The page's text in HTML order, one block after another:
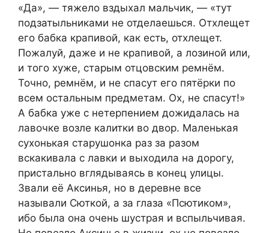
«Да», — тяжело вздыхал мальчик, — «тут
подзатыльниками не отделаешься. Отхлещет
его бабка крапивой, как есть, отхлещет.
Пожалуй, даже и не крапивой, а лозиной или,
и того хуже, старым отцовским ремнём.
Точно, ремнём, и не спасут его пятёрки по
всем остальным предметам. Ох, не спасут!»
А бабка уже с нетерпением дожидалась на
лавочке возле калитки во двор. Маленькая
сухонькая старушонка раз за разом
вскакивала с лавки и выходила на дорогу,
пристально вглядываясь в конец улицы.
Звали её Аксинья, но в деревне все
называли Сюткой, а за глаза «Псютиком»,
ибо была она очень шустрая и вспыльчивая.